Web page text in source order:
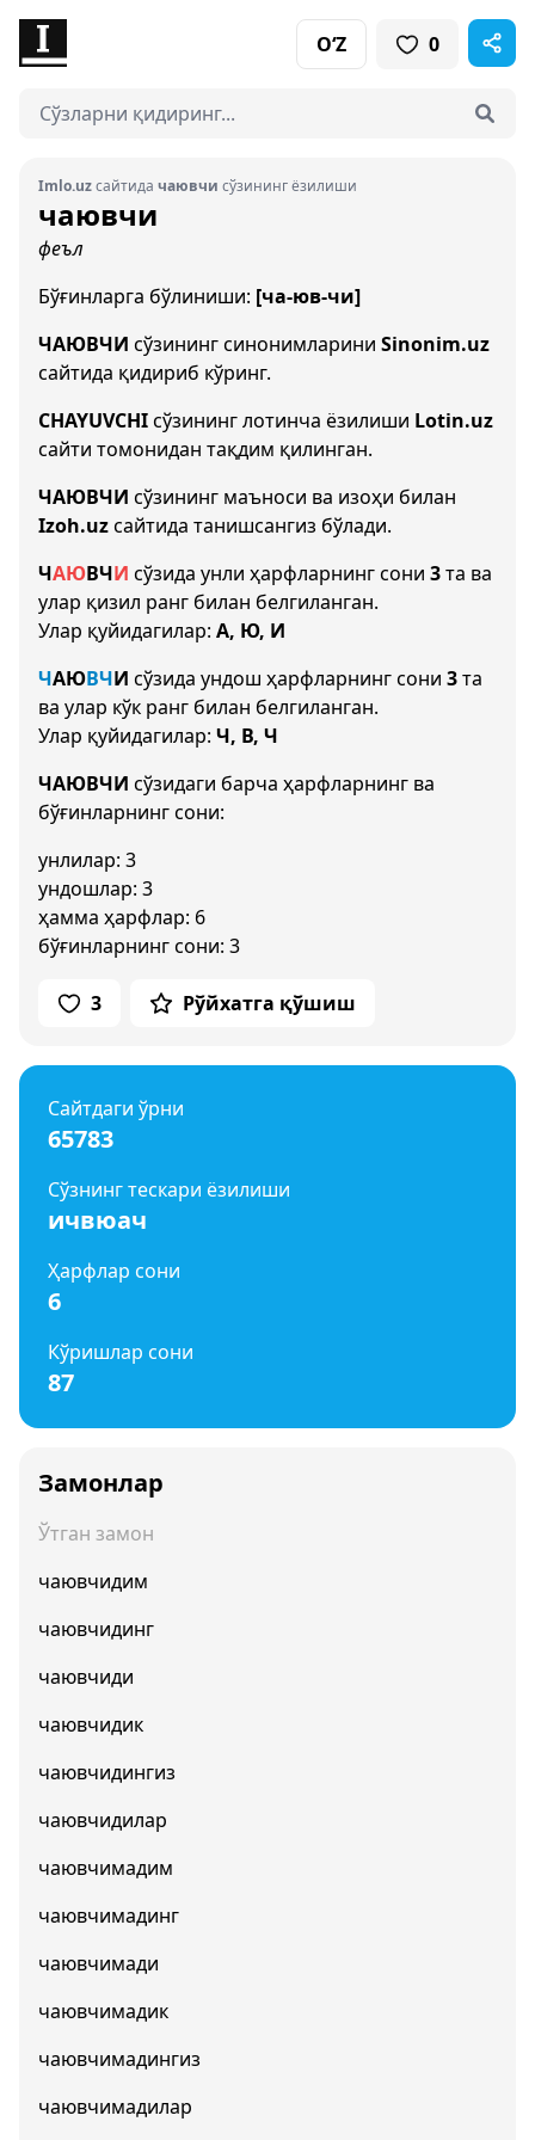
O‘Z 0
Imlo.uzсайтида чаювчи сўзининг ёзилиши
чаювчи
феъл
Бўғинларга бўлиниши: [ча-юв-чи]
ЧАЮВЧИ сўзининг синонимларини Sinonim.uz
сайтида қидириб кўринг.
CHAYUVCHIсўзининг лотинча ёзилиши Lotin.uz
сайти томонидан тақдим қилинган.
ЧАЮВЧИ сўзининг маъноси ва изоҳи билан
Izoh.uzсайтида танишсангиз бўлади.
ЧАЮВЧИ сўзида унли ҳарфларнинг сони 3та ва
улар қизил ранг билан белгиланган.
Улар қуйидагилар: А, Ю, И
ЧАЮВЧИ сўзида ундош ҳарфларнинг сони 3та
ва улар кўк ранг билан белгиланган.
Улар қуйидагилар: Ч, В, Ч
ЧАЮВЧИ сўзидаги барча ҳарфларнинг ва
бўғинларнинг сони:
унлилар: 3
ундошлар: 3
ҳамма ҳарфлар: 6
бўғинларнинг сони: 3
3 Рўйхатга қўшиш
Сайтдаги ўрни
65783
Сўзнинг тескари ёзилиши
ичвюач
Ҳарфлар сони
6
Кўришлар сони
87
Замонлар
Ўтган замон
чаювчидим
чаювчидинг
чаювчиди
чаювчидик
чаювчидингиз
чаювчидилар
чаювчимадим
чаювчимадинг
чаювчимади
чаювчимадик
чаювчимадингиз
чаювчимадилар